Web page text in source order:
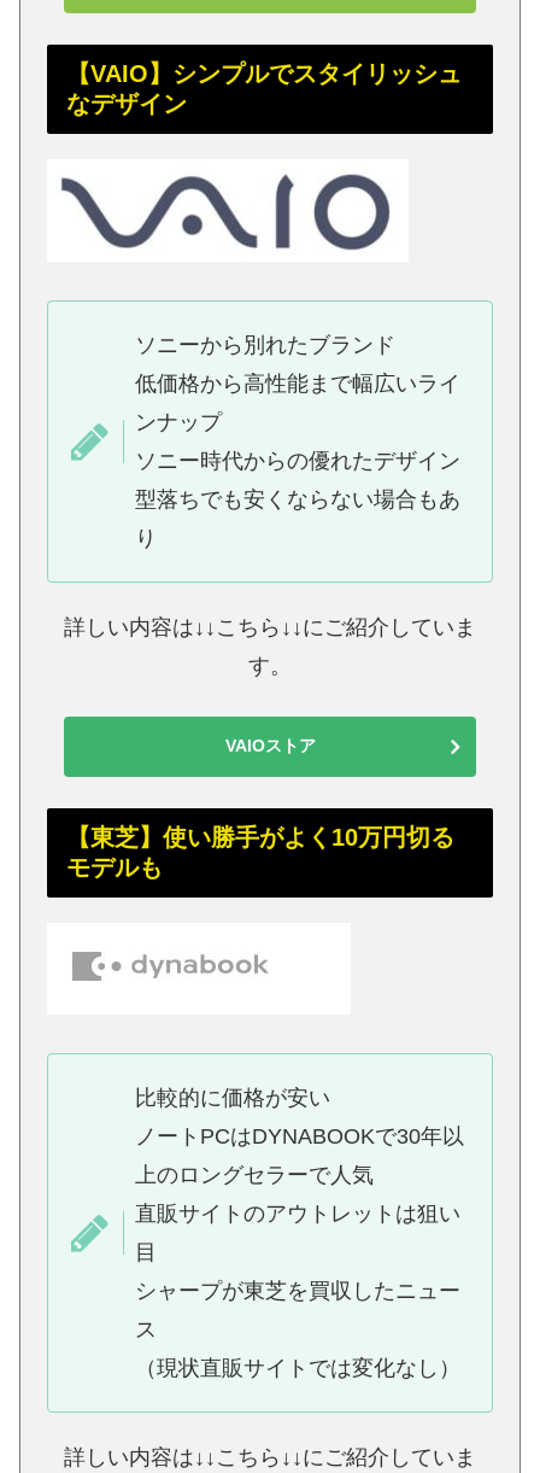
【VAIO】シンプルでスタイリッシュ
なデザイン
ソニーから別れたブランド
低価格から高性能まで幅広いライ
ンナップ
ソニー時代からの優れたデザイン
型落ちでも安くならない場合もあ
り
詳しい内容は↓↓こちら↓↓にご紹介していま
す。
VAIOストア
【東芝】使い勝手がよく10万円切る
モデルも
比較的に価格が安い
ノートPCはDYNABOOKで30年以
上のロングセラーで人気
直販サイトのアウトレットは狙い
目
シャープが東芝を買収したニュー
ス
（現状直販サイトでは変化なし）
詳しい内容は↓↓こちら↓↓にご紹介していま